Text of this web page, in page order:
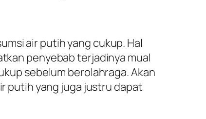
air putih yang cukup. Hal
penyebab terjadinya mual
sebelum berolahraga. Akan
putih yang juga justru dapat